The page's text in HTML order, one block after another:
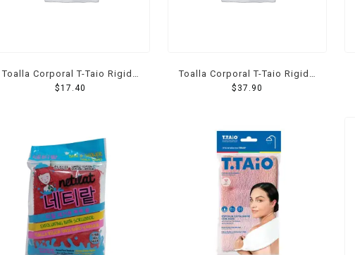
Toalla Corporal T-Taio Rigida
Red Carita Feliz
$17.40
Toalla Corporal T-Taio Rigida
Divertiforma
$ 37.90